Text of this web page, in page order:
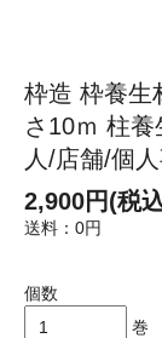
枠造 枠養生
さ10ｍ 柱
人/店舗/個
2,900円(税
送料：0円
個数
巻